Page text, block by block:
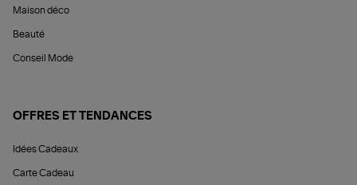
Maison déco
Beauté
Conseil Mode
OFFRES ET TENDANCES
Idées Cadeaux
Carte Cadeau